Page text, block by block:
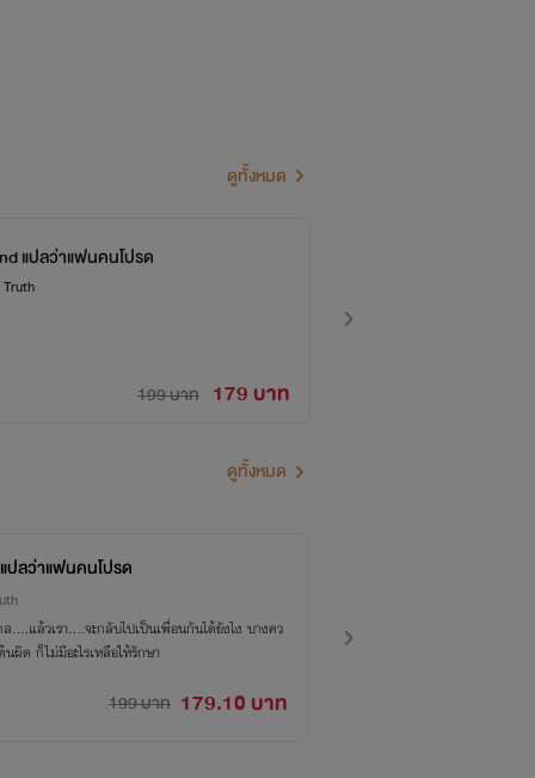
ดูทั้งหมด
แปลว่าแฟนคนโปรด
199 บาท 179 บาท
ดูทั้งหมด
ปลว่าแฟนคนโปรด
แล้วเรา….จะกลับไปเป็นเพื่อนกันได้ยังไง บางคว
ามสัมพันธ์ แค่เริ่มต้นผิด ก็ไม่มีอะไรเหลือให้รักษา
199 บาท 179.10 บาท